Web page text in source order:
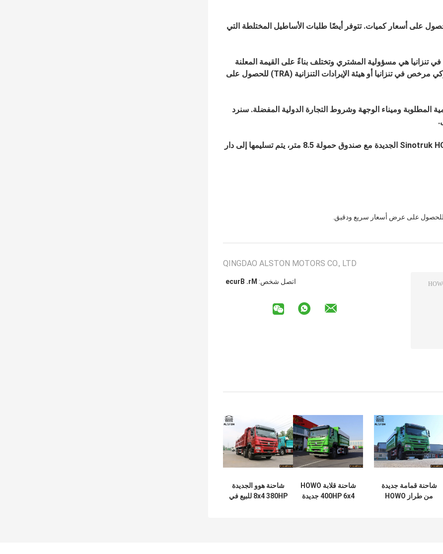
على أسعار كميات. تتوفر أيضًا طلبات الأساطيل المختلطة التي
تنزانيا هي مسؤولية المشتري وتختلف بناءً على القيمة المعلنة
وتصنيف المركبة. نوصي بالتشاور مع وكيل تخليص جمركي مرخص في تنزانيا أو هيئة الإيرادات التنزانية (TRA) للحصول على
المطلوبة وميناء الوجهة وشروط التجارة الدولية المفضلة. سنرد
احصل على سعر مؤكد لشاحنة قلاب Sinotruk HOWO 380HP 8*4 الجديدة مع صندوق حمولة 8.5 متر، يتم تسليمها إلى دار
للحصول على عرض أسعار سريع ودقيق.
QINGDAO ALSTON MOTORS CO., LTD
اتصل شخص: Mr. Bruce
شاحنة قمامة جديدة
من طراز HOWO
شاحنة قلابة HOWO
400HP 6x4 جديدة
شاحنة هوو الجديدة
8x4 380HP للبيع في